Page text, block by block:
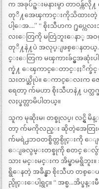
က အခုပ်ဥ္းမနားမွာ တာဝန္က်
တုိ႔အေၾကာင္းကိုသိထားတဲ့ မိ
ပါ့ေအ….” “ စိုးသီဟက ႐ုပ္ကေလး
လးေတြကို မတြဲဘူးေနာ္ အဝ
တုိ႔နဲ႔ပဲ အလုပ္ျဖစ္ေနတယ္
င္းေတြက မၾကားခ်င္မွအဆုံးပ
က္နဲ႔ ေၾကာင္ေတာင္ႏႈိက္ခ်
သးတယ္ဆိုပဲ။ ေကာင္ေလးက ဇ
ရေတာ့ က်မဟာ စိုးသီဟနဲ႔ ပတ္သ
လႈပ္ခတ္လာမိပါတယ္။
သူက မုဆိုးမ၊ တစ္ခုလပ္၊ လင္ရွိ
တာ့ က်မကိုလည္း ဆိုတဲ့အေတြးေ
က်မရဲ႕ဘဝတစ္စိတ္တစ္ပိုင္းကို ေ
ေျခလွမ္းတစ္ခုကို စတင္ ေလွ်
သား မင္းမင္းက အိမ္မွာမရွိဘူး
ရွိေနတဲ့ အခ်ိန္မွာ စိုးသီဟ တစ္ေ
ည္ပိုင္းေပါ့ရွင္။ “ အစ္မ…အိပ္